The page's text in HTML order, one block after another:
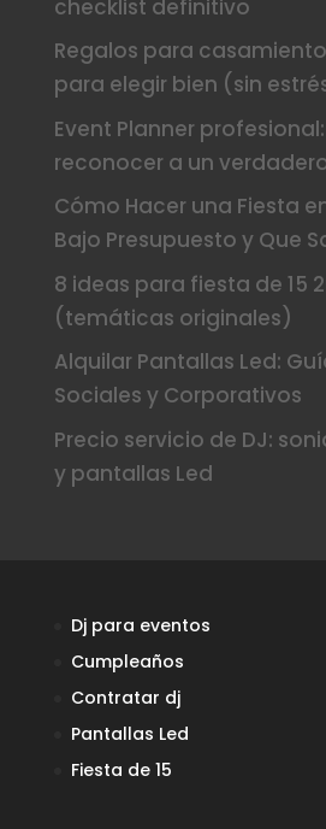
checklist definitivo
Regalos para
para elegir bien (sin
Event Planner
reconocer a un
Cómo Hacer una Fiesta
Bajo Presupuesto y Que
8 ideas para fiesta de 15
(temáticas originales)
Alquilar Pantallas Led:
Sociales y Corporativos
Precio servicio de DJ:
y pantallas Led
Dj para eventos
Cumpleaños
Contratar dj
Pantallas Led
Fiesta de 15